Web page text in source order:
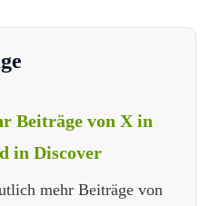
Beiträge von X in
in Discover
mehr Beiträge von